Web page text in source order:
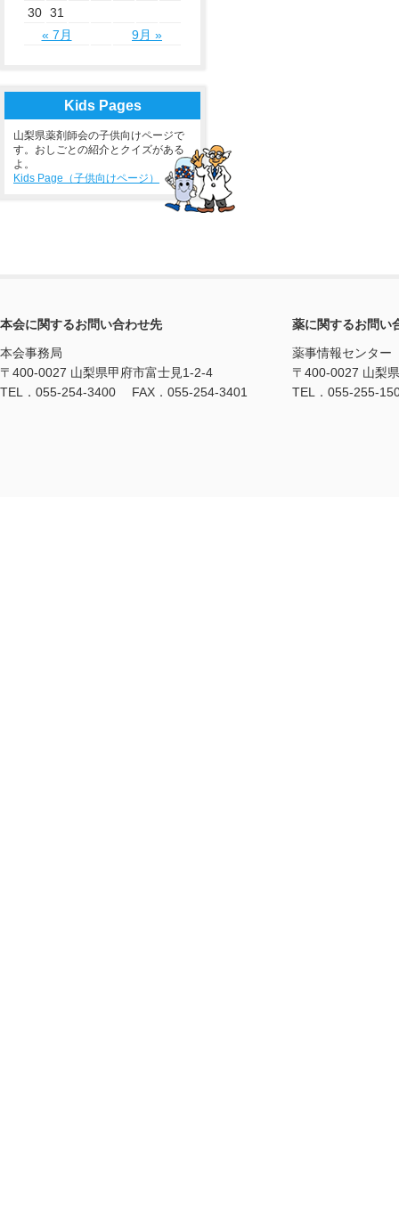
30 31
« 7月
9月 »
Kids Pages
山梨県薬剤師会の子供向けページで
す。おしごとの紹介とクイズがある
よ。
Kids Page（子供向けページ）
本会に関するお問い合わせ先
本会事務局
〒400-0027 山梨県甲府市富士見1-2-4
TEL．055-254-3400 FAX．055-254-3401
薬に関するお問い
薬事情報センター
〒400-0027 山梨
TEL．055-255-